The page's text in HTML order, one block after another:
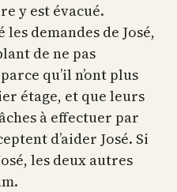
y est évacué.
demandes de José,
de ne pas
qu’il n’ont plus
étage, et que leurs
à effectuer par
d’aider José. Si
les deux autres